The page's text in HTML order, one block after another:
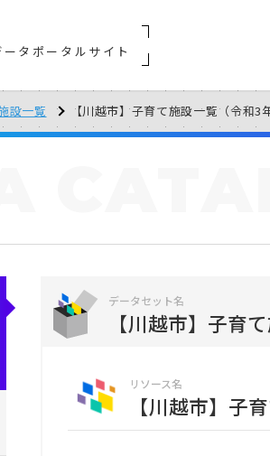
タポータルサイト
設一覧 【川越市】子育て施設一覧（令和3
データセット名
【川越市】子育
リソース名
【川越市】子